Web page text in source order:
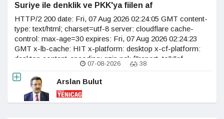
Suriye ile denklik ve PKK'ya fiilen af
HTTP/2 200 date: Fri, 07 Aug 2026 02:24:05 GMT content-
type: text/html; charset=utf-8 server: cloudflare cache-
control: max-age=30 expires: Fri, 07 Aug 2026 02:24:23
GMT x-lb-cache: HIT x-platform: desktop x-cf-platform:
desktop content-encoding: gzip nel: {"report_to":"cf-
nel","success_fraction":0.0,"max_age":604800} vary:
accept-encoding age: 11 last-modified:
07-08-2026 38
Arslan Bulut